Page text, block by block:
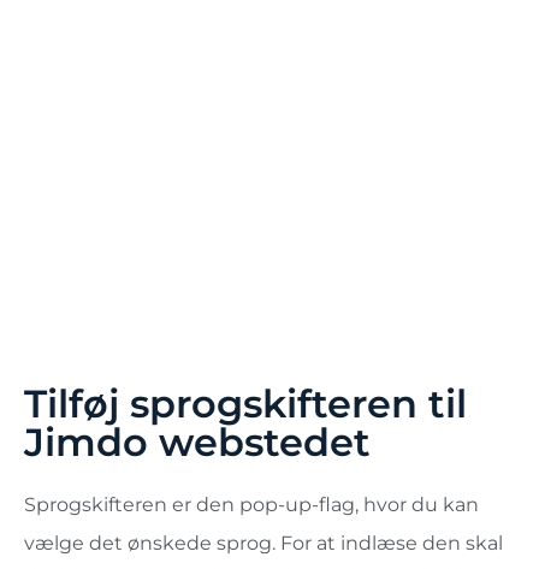
Tilføj sprogskifteren til
Jimdo webstedet
Sprogskifteren er den pop-up-flag, hvor du kan
vælge det ønskede sprog. For at indlæse den skal